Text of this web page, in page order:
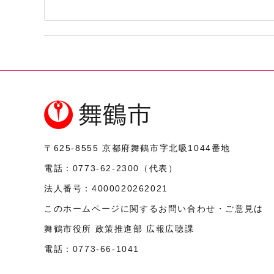
〒625-8555 京都府舞鶴市字北吸1044番地
電話： 0773-62-2300 （代表）
法人番号： 4000020262021
このホームページに関するお問い合わせ・ご意見は
舞鶴市役所 政策推進部 広報広聴課
電話： 0773-66-1041